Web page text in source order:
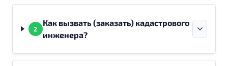
2
Как вызвать (заказать) кадастрового
инженера?